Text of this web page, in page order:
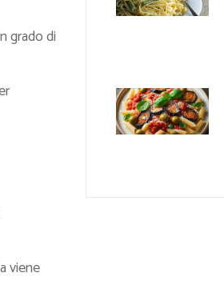
grado di
viene